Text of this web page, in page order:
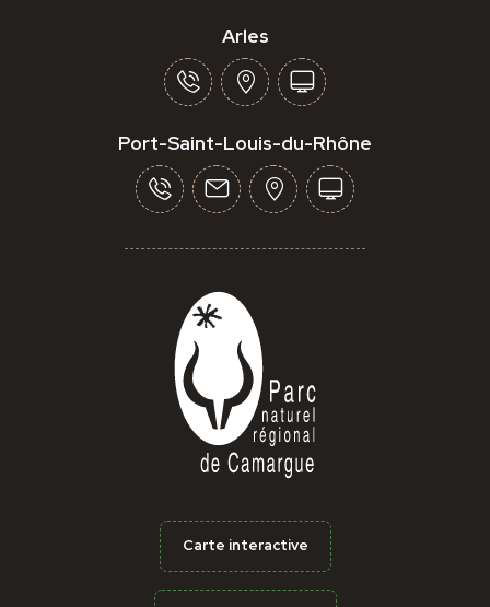
Arles
Port-Saint-Louis-du-Rhône
Carte interactive